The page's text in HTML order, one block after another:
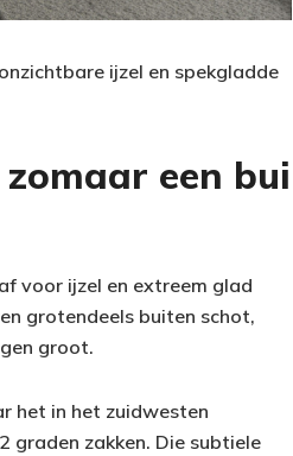
ijzel en spekgladde
een bui
voor ijzel en extreem glad
grotendeels buiten schot,
groot.
het in het zuidwesten
graden zakken. Die subtiele